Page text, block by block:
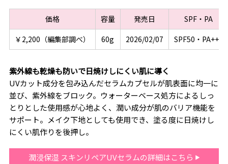
価格 容量 発売日
SPF・PA
￥2,200（編集部調べ）
60g 2026/02/07 SPF50・PA+++
紫外線も乾燥も防いで日焼けしにくい肌に導く
UVカット成分を包み込んだセラムカプセルが肌表面に均一に
並び、紫外線をブロック。ウォーターベース処方によるしっ
とりとした使用感が心地よく、潤い成分が肌のバリア機能を
サポート。メイク下地としても使用でき、塗る度に日焼けし
にくい肌作りを後押し。
潤浸保湿 スキンリペアUVセラムの詳細はこちら